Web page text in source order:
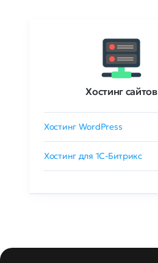
Хостинг сайтов
Хостинг WordPress
Хостинг для 1C-Битрикс